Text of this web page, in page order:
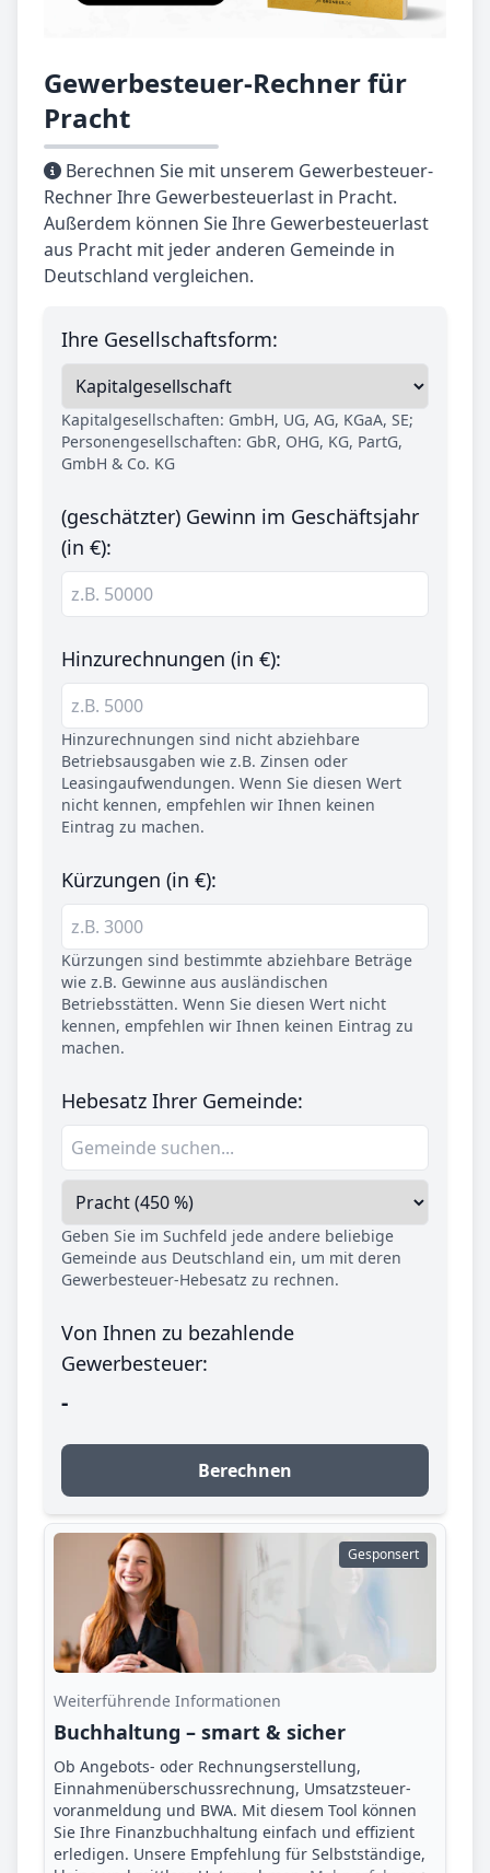
Gewerbesteuer-Rechner für
Pracht
Berechnen Sie mit unserem Gewerbesteuer-
Rechner Ihre Gewerbesteuerlast in Pracht.
Außerdem können Sie Ihre Gewerbesteuerlast
aus Pracht mit jeder anderen Gemeinde in
Deutschland vergleichen.
Ihre Gesellschaftsform:
Kapitalgesellschaften: GmbH, UG, AG, KGaA, SE;
Personengesellschaften: GbR, OHG, KG, PartG,
GmbH & Co. KG
(geschätzter) Gewinn im Geschäftsjahr
(in €):
Hinzurechnungen (in €):
Hinzurechnungen sind nicht abziehbare
Betriebsausgaben wie z.B. Zinsen oder
Leasingaufwendungen. Wenn Sie diesen Wert
nicht kennen, empfehlen wir Ihnen keinen
Eintrag zu machen.
Kürzungen (in €):
Kürzungen sind bestimmte abziehbare Beträge
wie z.B. Gewinne aus ausländischen
Betriebsstätten. Wenn Sie diesen Wert nicht
kennen, empfehlen wir Ihnen keinen Eintrag zu
machen.
Hebesatz Ihrer Gemeinde:
Geben Sie im Suchfeld jede andere beliebige
Gemeinde aus Deutschland ein, um mit deren
Gewerbesteuer-Hebesatz zu rechnen.
Von Ihnen zu bezahlende
Gewerbesteuer:
-
Berechnen
Gesponsert
Weiterführende Informationen
Buchhaltung – smart & sicher
Ob Angebots- oder Rechnungserstellung,
Einnahmenüberschuss­rechnung, Umsatzsteuer­
voranmeldung und BWA. Mit diesem Tool können
Sie Ihre Finanz­buchhaltung einfach und effizient
erledigen. Unsere Empfehlung für Selbstständige,